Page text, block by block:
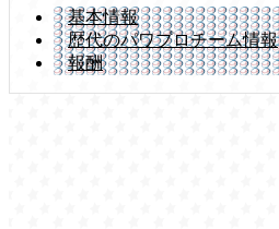
基本情報
歴代のパワプロチーム情報
報酬